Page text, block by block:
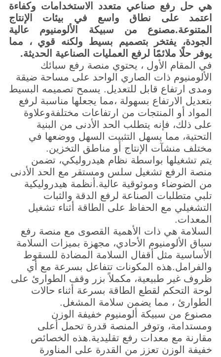
هي حل رفع صناعي متعدد الاستخدامات وكفاءة
اعتمد على نطاق واسع في بيئات الإنتاج
المتنوعة.مصنوع من سبيكة الألومنيوم عالية
الجودة، يفتخر بتصميم بسيط ولكنه قوي ، مما
يوفر حلًا ملائمًا لرفع العمليات الصناعية الحديثة.
في المقام الأول ، يحتوي منصة رفع سبائك
الألومنيوم ذات الصاري الواحد على مساحة ضيقة
ومدى ارتفاع قابل للتعديل. يسمح تصميمه البسيط
بتعديل الارتفاع بسهولة ،مما يجعلها مناسبة لرفع
المواد أو المنتجات من ارتفاعات مختلفةوعلاوة
على ذلك، فإنه يتطلب الحد الأدنى من البنية
التحتية، مما يسهل التثبيت السهل ووضعها في
مختلف منشآت الإنتاج أو مناطق التخزين.
يتم تشغيلها بواسطة نظام هيدروليكي، تضمن
منصة الرفع تشغيل سلس ومستقر مع الحد الأدنى
من الضوضاء وموثوقية عالية.أنظمة هيدروليكية
تلبي متطلبات الصناعة لرفع الدقة والثبات
التشغيلي مع الحفاظ على الطاقة أثناء تشغيل
المعدات.
السلامة هي ذات الأهمية القصوى مع منصة رفع
سباق الألومنيوم الأحادي، مجهزة بميزات السلامة
الأساسية مثل أقفال السلامة المضادة للسقوط
والفرامل.هذه المكونات تتفاعل بسرعة مع أي
ظروف غير طبيعية، مكملاً بزر وقف الطوارئ على
لوحة التحكم لقطع الطاقة بسرعة أثناء حالات
الطوارئ ، مما يضمن سلامة المشغل.
مصنوع من سبيكة ألومنيوم خفيفة الوزن
ومستدامة، وتوفر المنصة قدرة تحمل أعلى
مقارنة مع معدات رفع تقليدية.هذه الخصائص
خفيفة الوزن تعزز من القدرة على المناورة